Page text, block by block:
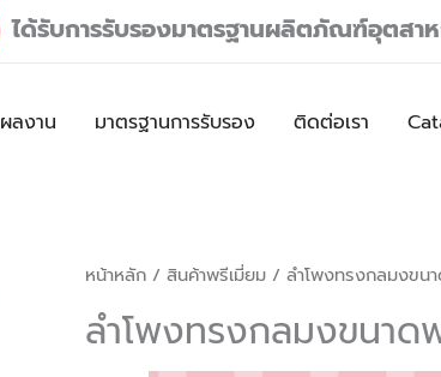
ได้รับการรับรองมาตรฐานผลิตภัณฑ์อุตสา
ผลงาน มาตรฐานการรับรอง ติดต่อเรา
หน้าหลัก / สินค้าพรีเมี่ยม / ลำโพงทรงกลมงขน
ลำโพงทรงกลมงขนา